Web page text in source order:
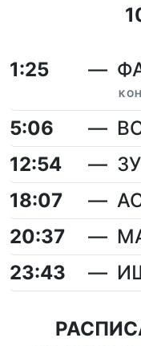
1:25
5:06
12:54
18:07
20:37
23:43